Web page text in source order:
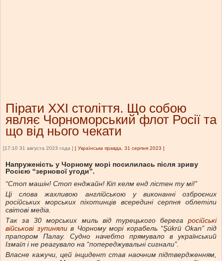
Пірати ХХІ століття. Що собою
являє Чорноморський флот Росії та
що від нього чекати
[17:10 31 августа 2023 года ] [ Українська правда, 31 серпня 2023 ]
Напруженість у Чорному морі посилилась після зриву
Росією “зернової угоди”.
“Стоп машін! Стоп енджайн! Кіп келм енд лістен ту мі!”
Ці слова жахливою англійською у виконанні озброєних
російських морських піхотинців всередині серпня облетіли
світові медіа.
Так за 30 морських миль від турецького берега російські
військові зупинялив Чорному морі корабель “Şükrü Okan” під
прапором Палау. Судно начебто прямувало в український
Ізмаїл і не реагувало на “попереджувальні сигнали”.
Власне кажучи, цей інцидент став наочним підтвердженням,